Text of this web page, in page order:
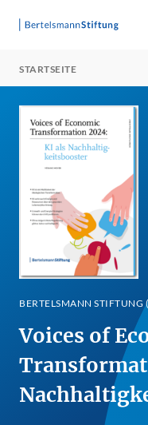
STARTSEITE
BERTELSMANN STIFTUNG
Voices of